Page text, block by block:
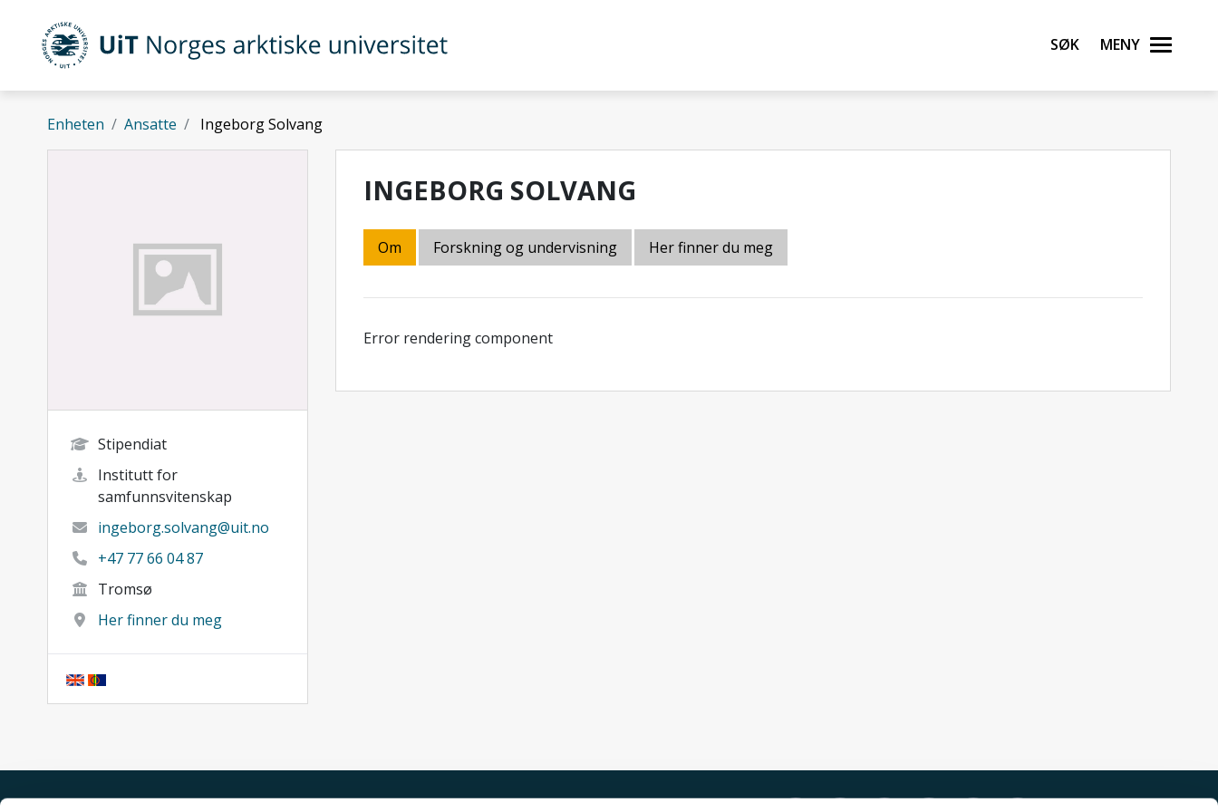
Gå til hovedinnhold
UiT Norges arktiske universitet Søk Meny
Enheten Ansatte Ingeborg Solvang
Stipendiat
Institutt for
samfunnsvitenskap
ingeborg.solvang@uit.no
+47 77 66 04 87
Tromsø
Her finner du meg
INGEBORG SOLVANG
Om Forskning og undervisning Her finner du meg
Error rendering component